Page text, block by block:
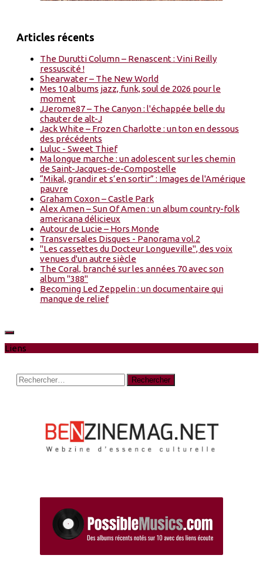
Articles récents
The Durutti Column – Renascent : Vini Reilly
ressuscité !
Shearwater – The New World
Mes 10 albums jazz, funk, soul de 2026 pour le
moment
JJerome87 – The Canyon : l'échappée belle du
chauter de alt-J
Jack White – Frozen Charlotte : un ton en dessous
des précédents
Luluc - Sweet Thief
Ma longue marche : un adolescent sur les chemin
de Saint-Jacques-de-Compostelle
“Mikal, grandir et s’en sortir” : Images de l'Amérique
pauvre
Graham Coxon – Castle Park
Alex Amen – Sun Of Amen : un album country-folk
americana délicieux
Autour de Lucie – Hors Monde
Transversales Disques - Panorama vol.2
"Les cassettes du Docteur Longueville", des voix
venues d'un autre siècle
The Coral, branché sur les années 70 avec son
album "388"
Becoming Led Zeppelin : un documentaire qui
manque de relief
Liens
Rechercher :